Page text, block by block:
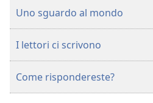
Uno sguardo al mondo
I lettori ci scrivono
Come rispondereste?